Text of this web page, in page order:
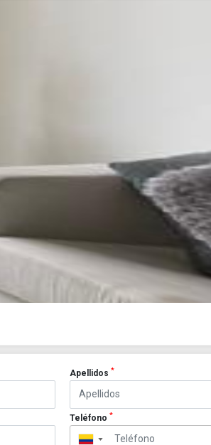
Apellidos *
Teléfono *
▼